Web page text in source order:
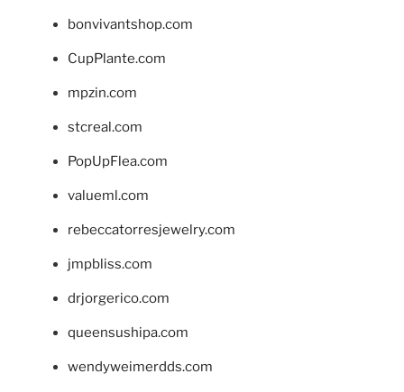
bonvivantshop.com
CupPlante.com
mpzin.com
stcreal.com
PopUpFlea.com
valueml.com
rebeccatorresjewelry.com
jmpbliss.com
drjorgerico.com
queensushipa.com
wendyweimerdds.com